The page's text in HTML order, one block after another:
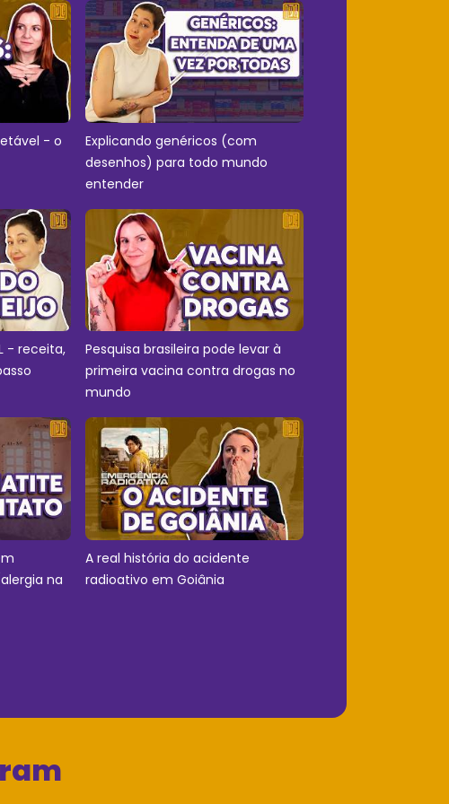
- o
Explicando genéricos (com
desenhos) para todo mundo
entender
- receita,
Pesquisa brasileira pode levar à
primeira vacina contra drogas no
mundo
na
A real história do acidente
radioativo em Goiânia